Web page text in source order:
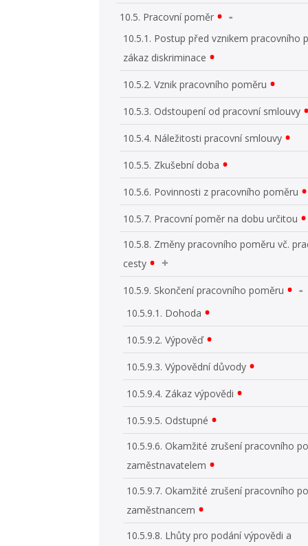
10.5. Pracovní poměr
10.5.1. Postup před vznikem pracovního
zákaz diskriminace
10.5.2. Vznik pracovního poměru
10.5.3. Odstoupení od pracovní smlouvy
10.5.4. Náležitosti pracovní smlouvy
10.5.5. Zkušební doba
10.5.6. Povinnosti z pracovního poměru
10.5.7. Pracovní poměr na dobu určitou
10.5.8. Změny pracovního poměru vč.
cesty
10.5.9. Skončení pracovního poměru
10.5.9.1. Dohoda
10.5.9.2. Výpověď
10.5.9.3. Výpovědní důvody
10.5.9.4. Zákaz výpovědi
10.5.9.5. Odstupné
10.5.9.6. Okamžité zrušení pracovního
zaměstnavatelem
10.5.9.7. Okamžité zrušení pracovního
zaměstnancem
10.5.9.8. Lhůty pro podání výpovědi a